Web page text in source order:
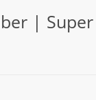
| Super